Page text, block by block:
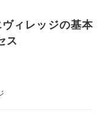
ィレッジの基本
ス